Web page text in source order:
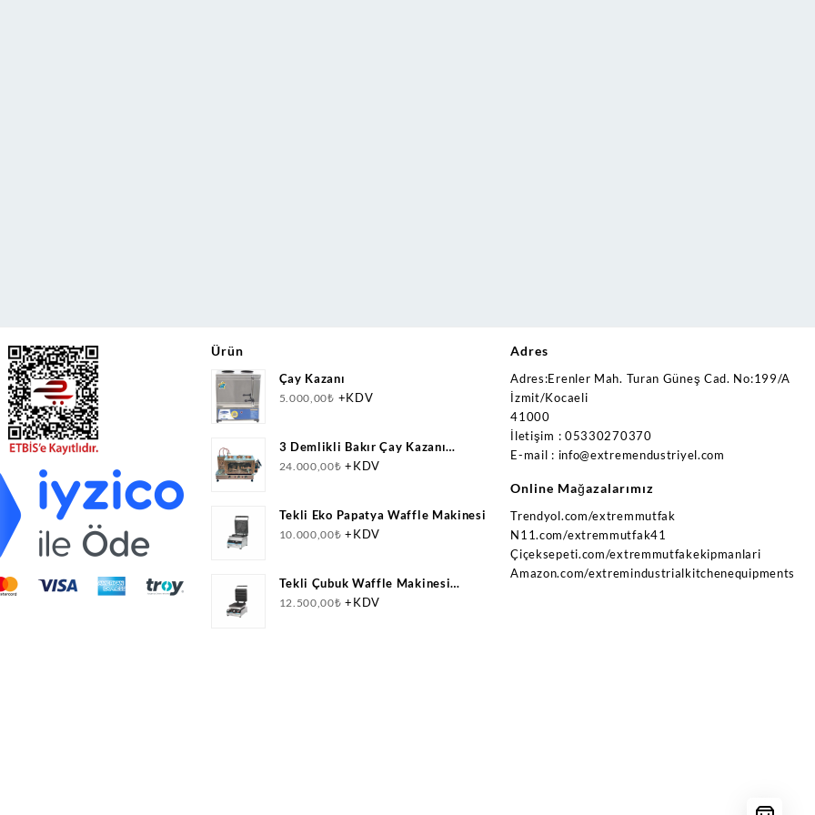
Ürün
Çay Kazanı
5.000,00₺ +KDV
3 Demlikli Bakır Çay Kazanı
Doğalgazlı(CNG)+Elektrikli Ce
24.000,00₺ +KDV
Tekli Eko Papatya Waffle Makinesi
10.000,00₺ +KDV
Tekli Çubuk Waffle Makinesi
Elektrikli
12.500,00₺ +KDV
Adres
Adres:Erenler Mah. Turan Güneş Cad. No:199/A
İzmit/Kocaeli
41000
İletişim : 05330270370
E-mail : info@extremendustriyel.com
Online Mağazalarımız
Trendyol.com/extremmutfak
N11.com/extremmutfak41
Çiçeksepeti.com/extremmutfakekipmanlari
Amazon.com/extremindustrialkitchenequipments